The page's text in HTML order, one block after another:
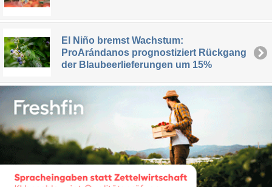
El Niño bremst Wachstum:
ProArándanos prognostiziert Rückgang
der Blaubeerlieferungen um 15%